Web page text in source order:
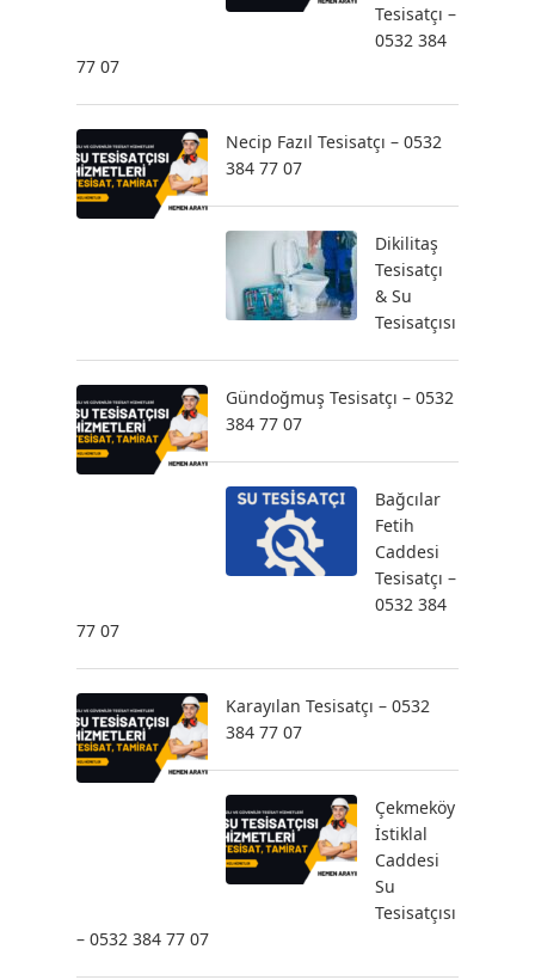
Tesisatçı –
0532 384
77 07
Necip Fazıl Tesisatçı – 0532
384 77 07
Dikilitaş
Tesisatçı
& Su
Tesisatçısı
Gündoğmuş Tesisatçı – 0532
384 77 07
Bağcılar
Fetih
Caddesi
Tesisatçı –
0532 384
77 07
Karayılan Tesisatçı – 0532
384 77 07
Çekmeköy
İstiklal
Caddesi
Su
Tesisatçısı
– 0532 384 77 07